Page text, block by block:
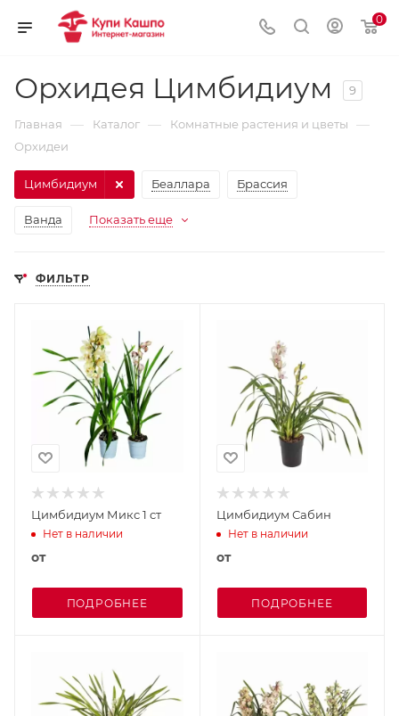
0
Орхидея Цимбидиум 9
Главная — Каталог — Комнатные растения и цветы —
Орхидеи
Беаллара Брассия
Ванда
Цимбидиум
Показать еще
ФИЛЬТР
Цимбидиум Микс 1 ст
Нет в наличии
от
ПОДРОБНЕЕ
Цимбидиум Сабин
Нет в наличии
от
ПОДРОБНЕЕ